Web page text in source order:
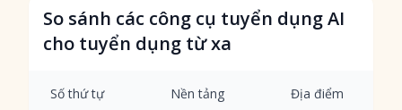
So sánh các công cụ tuyển dụng AI
cho tuyển dụng từ xa
Số thứ tự Nền tảng Địa điểm